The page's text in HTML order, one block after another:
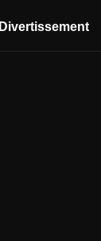
Divertissement